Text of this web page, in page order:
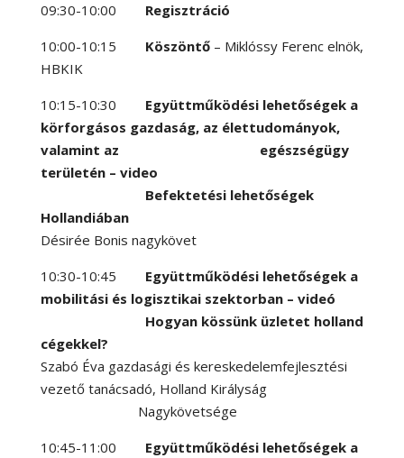
09:30-10:00 Regisztráció
10:00-10:15 Köszöntő – Miklóssy Ferenc elnök,
HBKIK
10:15-10:30 Együttműködési lehetőségek a
körforgásos gazdaság, az élettudományok,
valamint az egészségügy
területén – video
Befektetési lehetőségek
Hollandiában
Désirée Bonis nagykövet
10:30-10:45 Együttműködési lehetőségek a
mobilitási és logisztikai szektorban – videó
Hogyan kössünk üzletet holland
cégekkel?
Szabó Éva gazdasági és kereskedelemfejlesztési
vezető tanácsadó, Holland Királyság
Nagykövetsége
10:45-11:00 Együttműködési lehetőségek a